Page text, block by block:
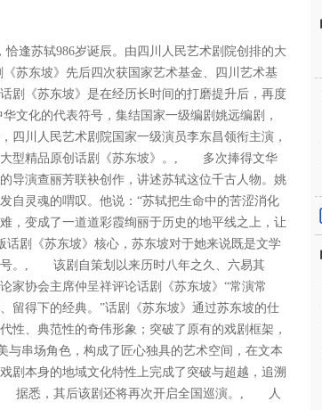
逢苏轼986岁诞辰。由四川人民艺术剧院创排的大
东坡》先后四次获国家艺术基金、四川艺术基
剧《苏东坡》是在经历长时间的打磨提升后，再度
化的代表符号，集结国家一级编剧姚远编剧，
四川人民艺术剧院国家一级演员李东昌领衔主演，
大型精品原创话剧《苏东坡》。, 多次捧得文华
导演查丽芳联袂创作，讲述苏轼这位千古人物。姚
自灵魂的喟叹。他说：“苏轼把生命中的苦涩消化
，变成了一道道彩霞绚丽于历史的地平线之上，让
剧《苏东坡》核心，苏东坡对于她来说既是文学
号。, 该剧自策划以来历时八年之久、六易其
家协会主席仲呈祥评论话剧《苏东坡》“常演常
留得下的经典。”话剧《苏东坡》通过苏东坡的仕
性、典范性的奇伟形象；突破了原有的戏剧框架，
与串场角色，构成了匠心独具的艺术空间，在文本
剧本身的地域文化特性上完成了突破与超越，追溯
, 据悉，其后该剧还将再次开启全国巡演。, 人